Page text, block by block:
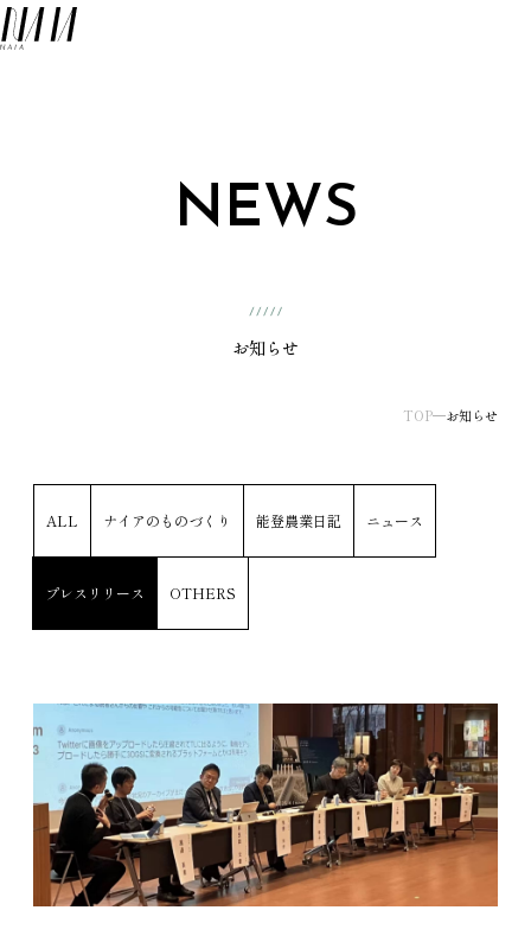
NAIA
NEWS
お知らせ
TOP お知らせ
ALL ナイアのものづくり 能登農業日記 ニュース
プレスリリース OTHERS